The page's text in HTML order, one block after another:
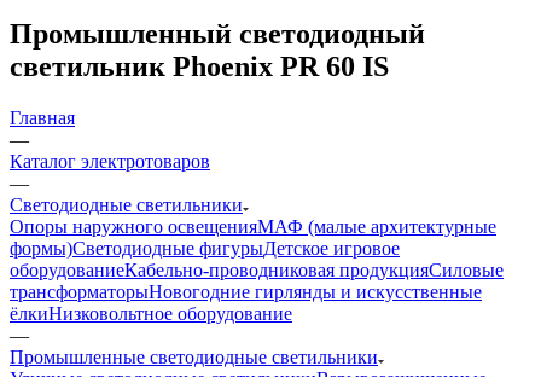
Промышленный светодиодный
светильник Phoenix PR 60 IS
Главная
—
Каталог электротоваров
—
Светодиодные светильники
Опоры наружного освещенияМАФ (малые архитектурные
формы)Светодиодные фигурыДетское игровое
оборудованиеКабельно-проводниковая продукцияСиловые
трансформаторыНовогодние гирлянды и искусственные
ёлкиНизковольтное оборудование
—
Промышленные светодиодные светильники